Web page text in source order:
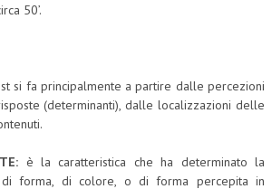
50’.
si fa principalmente a partire dalle percezioni
(determinanti), dalle localizzazioni delle
è la caratteristica che ha determinato la
di forma, di colore, o di forma percepita in